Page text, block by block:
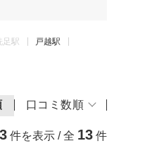
足駅
戸越駅
口コミ数順
件を表示 / 全 13 件